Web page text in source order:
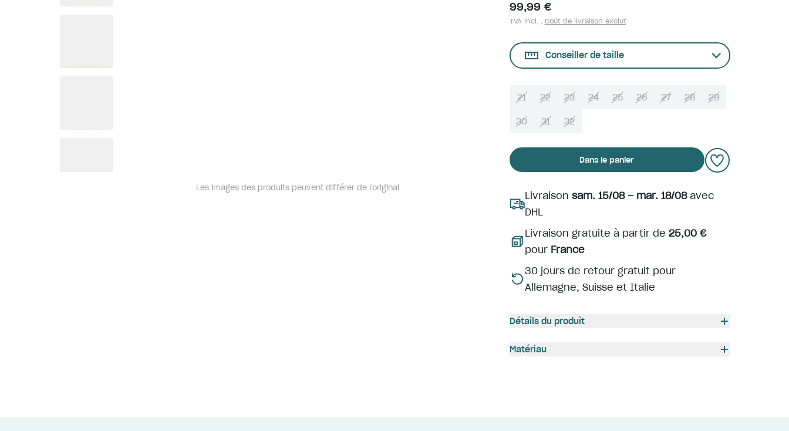
Les images des produits peuvent différer de l'original
99,99 €
TVA incl. , Coût de livraison exclut
Conseiller de taille
21 22 23 24 25 26 27 28 29
30 31 32
Dans le panier
Livraison sam. 15/08 – mar. 18/08avec
DHL
Livraison gratuite à partir de 25,00 €
pour France
30 jours de retour gratuit pour
Allemagne, Suisse et Italie
Détails du produit
Matériau